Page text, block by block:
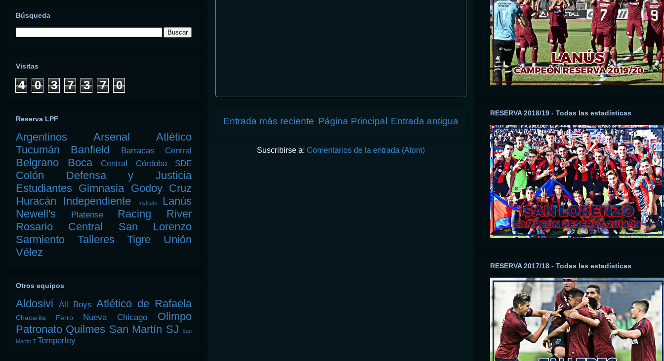
Entrada más reciente Entrada antigua
Página Principal
Suscribirse a: Comentarios de la entrada (Atom)
Búsqueda
Visitas
4 0 3 7 3 7 0
Reserva LPF
Argentinos Arsenal
Atlético
Tucumán
Banfield Barracas Central
Belgrano Boca Central Córdoba SDE
Colón
Defensa y Justicia
Estudiantes Gimnasia Godoy Cruz
Huracán
Independiente Instituto
Lanús
Newell's
Platense Racing
River
Rosario Central
San Lorenzo
Sarmiento
Talleres Tigre
Unión
Vélez
Otros equipos
Aldosivi All Boys Atlético de Rafaela
Chacarita Ferro Nueva Chicago
Olimpo
Patronato Quilmes San Martín SJ
San
Martín T Temperley
RESERVA 2018/19 - Todas las estadísticas
RESERVA 2017/18 - Todas las estadísticas